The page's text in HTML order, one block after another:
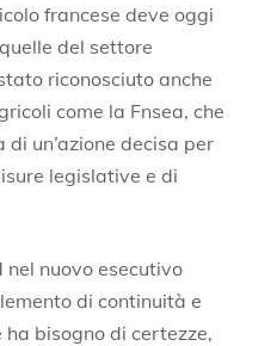
francese deve oggi
del settore
riconosciuto anche
come la Fnsea, che
un’azione decisa per
legislative e di
nuovo esecutivo
di continuità e
bisogno di certezze,